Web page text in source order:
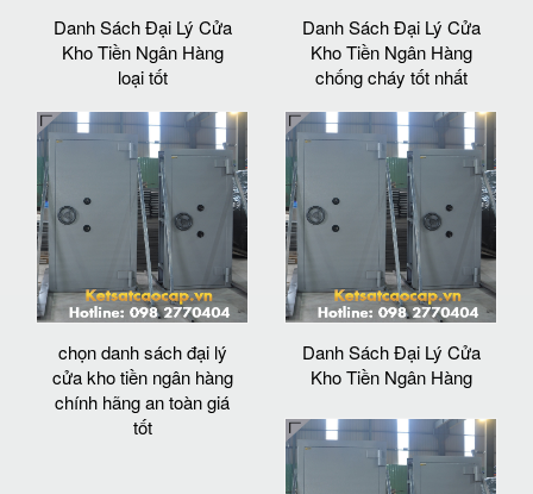
Danh Sách Đại Lý Cửa
Kho Tiền Ngân Hàng
loại tốt
Danh Sách Đại Lý Cửa
Kho Tiền Ngân Hàng
chống cháy tốt nhất
chọn danh sách đại lý
cửa kho tiền ngân hàng
chính hãng an toàn giá
tốt
Danh Sách Đại Lý Cửa
Kho Tiền Ngân Hàng